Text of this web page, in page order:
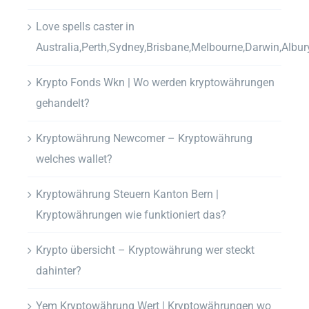
Love spells caster in
Krypto Fonds Wkn | Wo werden kryptowährungen
gehandelt?
Kryptowährung Newcomer – Kryptowährung
welches wallet?
Kryptowährung Steuern Kanton Bern |
Kryptowährungen wie funktioniert das?
Krypto übersicht – Kryptowährung wer steckt
dahinter?
Yem Kryptowährung Wert | Kryptowährungen wo